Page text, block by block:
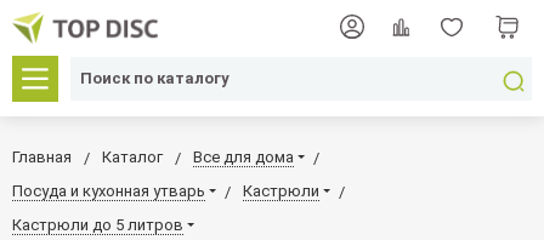
Главная Каталог
Все для дома
Посуда и кухонная утварь
Кастрюли
Кастрюли до 5 литров